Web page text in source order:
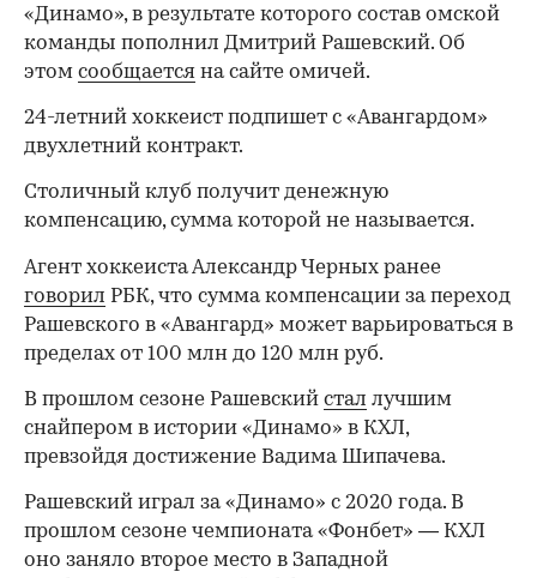
«Динамо», в результате которого состав омской
команды пополнил Дмитрий Рашевский. Об
этом сообщается на сайте омичей.
24-летний хоккеист подпишет с «Авангардом»
двухлетний контракт.
Столичный клуб получит денежную
компенсацию, сумма которой не называется.
00:00 00:00
Агент хоккеиста Александр Черных ранее
говорил РБК, что сумма компенсации за переход
Рашевского в «Авангард» может варьироваться в
пределах от 100 млн до 120 млн руб.
В прошлом сезоне Рашевский стал лучшим
снайпером в истории «Динамо» в КХЛ,
превзойдя достижение Вадима Шипачева.
Рашевский играл за «Динамо» с 2020 года. В
прошлом сезоне чемпионата «Фонбет» — КХЛ
оно заняло второе место в Западной